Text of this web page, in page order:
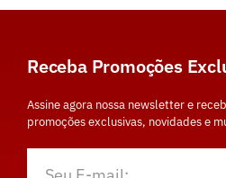
Receba Promoções
Assine agora nossa newsletter e
promoções exclusivas, novidades e